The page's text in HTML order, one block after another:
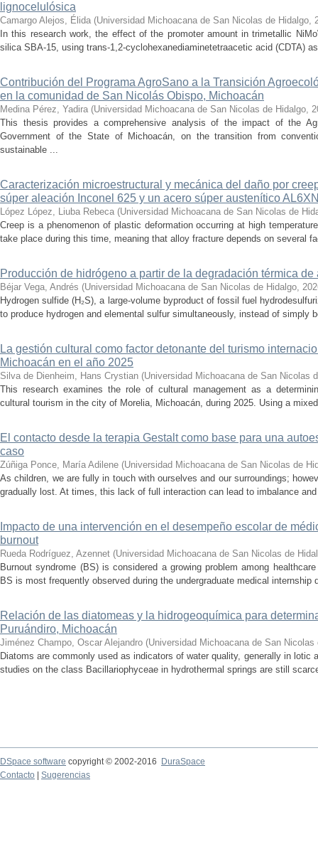
lignocelulósica
Camargo Alejos, Élida (Universidad Michoacana de San Nicolas de Hidalgo,
In this research work, the effect of the promoter amount in trimetallic
silica SBA-15, using trans-1,2-cyclohexanediaminetetraacetic acid (CDTA)
Contribución del Programa AgroSano a la Transición
en la comunidad de San Nicolás Obispo, Michoacán
Medina Pérez, Yadira (Universidad Michoacana de San Nicolas de Hidalgo,
This thesis provides a comprehensive analysis of the impact of the
Government of the State of Michoacán, on the transition from
sustainable ...
Caracterización microestructural y mecánica del daño por
súper aleación Inconel 625 y un acero súper austenítico
López López, Liuba Rebeca (Universidad Michoacana de San Nicolas de
Creep is a phenomenon of plastic deformation occurring at high
take place during this time, meaning that alloy fracture depends on several
Producción de hidrógeno a partir de la degradación térmica
Béjar Vega, Andrés (Universidad Michoacana de San Nicolas de Hidalgo,
Hydrogen sulfide (H₂S), a large-volume byproduct of fossil fuel
to produce hydrogen and elemental sulfur simultaneously, instead of simply
La gestión cultural como factor detonante del turismo
Michoacán en el año 2025
Silva de Dienheim, Hans Crystian (Universidad Michoacana de San Nicolas
This research examines the role of cultural management as a
cultural tourism in the city of Morelia, Michoacán, during 2025. Using a
El contacto desde la terapia Gestalt como base para una
caso
Zúñiga Ponce, María Adilene (Universidad Michoacana de San Nicolas de
As children, we are fully in touch with ourselves and our surroundings;
gradually lost. At times, this lack of full interaction can lead to imbalance
Impacto de una intervención en el desempeño escolar de
burnout
Rueda Rodríguez, Azennet (Universidad Michoacana de San Nicolas de
Burnout syndrome (BS) is considered a growing problem among
BS is most frequently observed during the undergraduate medical
Relación de las diatomeas y la hidrogeoquímica para
Puruándiro, Michoacán
Jiménez Champo, Oscar Alejandro (Universidad Michoacana de San Nicolas
Diatoms are commonly used as indicators of water quality, generally in
studies on the class Bacillariophyceae in hydrothermal springs are still
DSpace software copyright © 2002-2016
DuraSpace
Contacto
Sugerencias